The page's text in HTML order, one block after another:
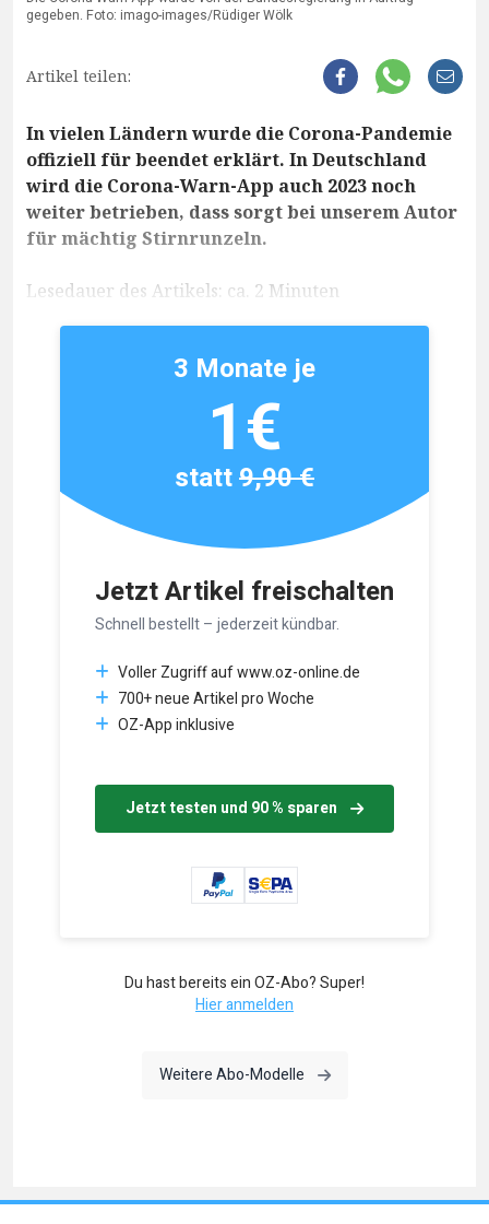
gegeben. Foto: imago-images/Rüdiger Wölk
Artikel teilen:
In vielen Ländern wurde die Corona-Pandemie
offiziell für beendet erklärt. In Deutschland
wird die Corona-Warn-App auch 2023 noch
weiter betrieben, dass sorgt bei unserem Autor
für mächtig Stirnrunzeln.
Lesedauer des Artikels: ca. 2 Minuten
Jetzt Artikel freischalten
Schnell bestellt – jederzeit kündbar.
Voller Zugriff auf www.oz-online.de
700+ neue Artikel pro Woche
OZ-App inklusive
Jetzt testen und 90 % sparen
3 Monate je
1€
statt9,90 €
Du hast bereits ein OZ-Abo? Super!
Hier anmelden
Weitere Abo-Modelle